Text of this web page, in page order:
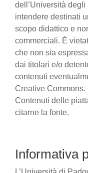
dell’Università
intendere destinati
scopo didattico e
commerciali. È
che non sia
dai titolari e/o
contenuti
Creative
Contenuti delle
citarne la fonte.
Informativa